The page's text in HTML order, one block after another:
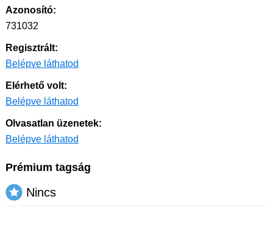
Azonosító:
731032
Regisztrált:
Belépve láthatod
Elérhető volt:
Belépve láthatod
Olvasatlan üzenetek:
Belépve láthatod
Prémium tagság
Nincs